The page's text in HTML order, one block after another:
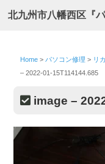
北九州市八幡西区『
Home > パソコン修理 > リ
– 2022-01-15T114144.685
image –